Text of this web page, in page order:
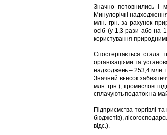
Значно поповнились і
Минулорічні
млн. грн. за рахунок
осіб (у 1,3 рази або на
користування
Спостерігається стала
організаціями та
надходжень – 253,4 млн.
Значний внесок
млн. грн.), промислові
сплачують податок на
Підприємства торгівлі
бюджетів),
відс.).